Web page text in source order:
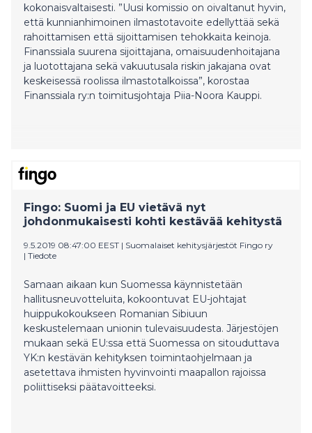
kokonaisvaltaisesti. ”Uusi komissio on oivaltanut hyvin,
että kunnianhimoinen ilmastotavoite edellyttää sekä
rahoittamisen että sijoittamisen tehokkaita keinoja.
Finanssiala suurena sijoittajana, omaisuudenhoitajana
ja luotottajana sekä vakuutusala riskin jakajana ovat
keskeisessä roolissa ilmastotalkoissa”, korostaa
Finanssiala ry:n toimitusjohtaja Piia-Noora Kauppi.
Fingo: Suomi ja EU vietävä nyt
johdonmukaisesti kohti kestävää kehitystä
9.5.2019 08:47:00 EEST | Suomalaiset kehitysjärjestöt Fingo ry
| Tiedote
Samaan aikaan kun Suomessa käynnistetään
hallitusneuvotteluita, kokoontuvat EU-johtajat
huippukokoukseen Romanian Sibiuun
keskustelemaan unionin tulevaisuudesta. Järjestöjen
mukaan sekä EU:ssa että Suomessa on sitouduttava
YK:n kestävän kehityksen toimintaohjelmaan ja
asetettava ihmisten hyvinvointi maapallon rajoissa
poliittiseksi päätavoitteeksi.